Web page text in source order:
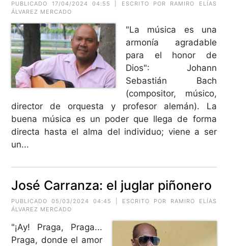
PUBLICADO 17/04/2024 04:55 | ESCRITO POR RAMIRO ELÍAS
ÁLVAREZ MERCADO
"La música es una
armonía agradable
para el honor de
Dios": Johann
Sebastián Bach
(compositor, músico,
director de orquesta y profesor alemán). La
buena música es un poder que llega de forma
directa hasta el alma del individuo; viene a ser
un...
José Carranza: el juglar piñonero
PUBLICADO 05/03/2024 04:45 | ESCRITO POR RAMIRO ELÍAS
ÁLVAREZ MERCADO
"¡Ay! Praga, Praga...
Praga, donde el amor